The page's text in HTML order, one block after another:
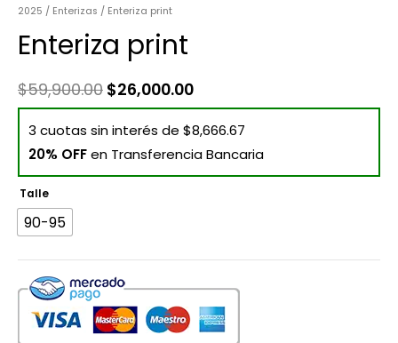
2025 / Enterizas / Enteriza print
Enteriza print
$59,900.00 $26,000.00
3 cuotas sin interés de $8,666.67
20% OFFen Transferencia Bancaria
Talle
90-95